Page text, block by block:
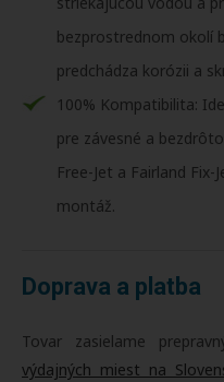
bezprostrednom okolí
predchádza korózii a
100% Kompatibilita:
pre závesné a
Free-Jet a Fairland
montáž.
Doprava a platba
Tovar zasielame
výdajných miest na